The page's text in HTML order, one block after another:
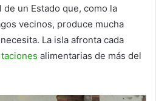
un Estado que, como la
vecinos, produce mucha
La isla afronta cada
alimentarias de más del